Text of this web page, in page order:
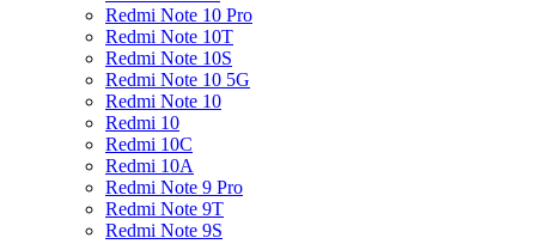
Redmi Note 10 Pro
Redmi Note 10T
Redmi Note 10S
Redmi Note 10 5G
Redmi Note 10
Redmi 10
Redmi 10C
Redmi 10A
Redmi Note 9 Pro
Redmi Note 9T
Redmi Note 9S